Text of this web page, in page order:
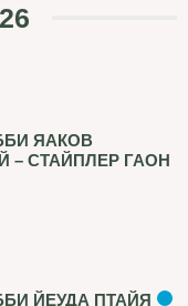
ЯАКОВ
– СТАЙПЛЕР ГАОН
ЙЕУДА ПТАЙЯ